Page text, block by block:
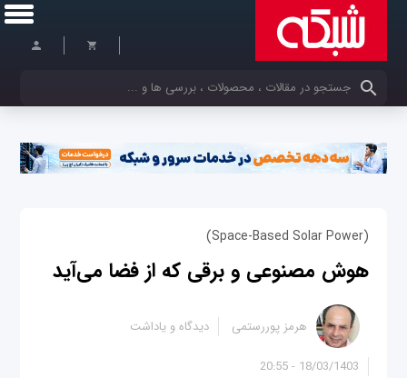
کلمات کلیدی خود را وارد کنید
(Space-Based Solar Power)
هوش مصنوعی و برقی که از فضا می‌آید
18/03/1403 - 20:55
هرمز پوررستمی دیدگاه و یاداشت